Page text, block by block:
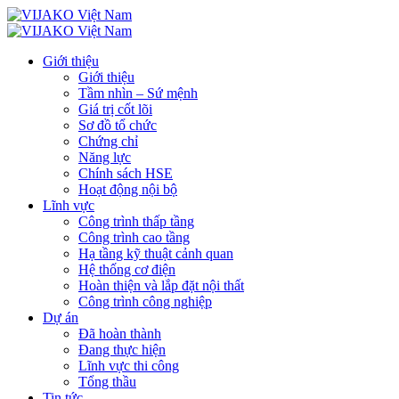
Giới thiệu
Giới thiệu
Tầm nhìn – Sứ mệnh
Giá trị cốt lõi
Sơ đồ tổ chức
Chứng chỉ
Năng lực
Chính sách HSE
Hoạt động nội bộ
Lĩnh vực
Công trình thấp tầng
Công trình cao tầng
Hạ tầng kỹ thuật cảnh quan
Hệ thống cơ điện
Hoàn thiện và lắp đặt nội thất
Công trình công nghiệp
Dự án
Đã hoàn thành
Đang thực hiện
Lĩnh vực thi công
Tổng thầu